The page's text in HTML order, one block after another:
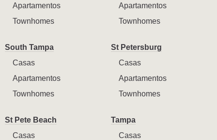
Apartamentos
Townhomes
Apartamentos
Townhomes
South Tampa
Casas
Apartamentos
Townhomes
St Petersburg
Casas
Apartamentos
Townhomes
St Pete Beach
Casas
Tampa
Casas